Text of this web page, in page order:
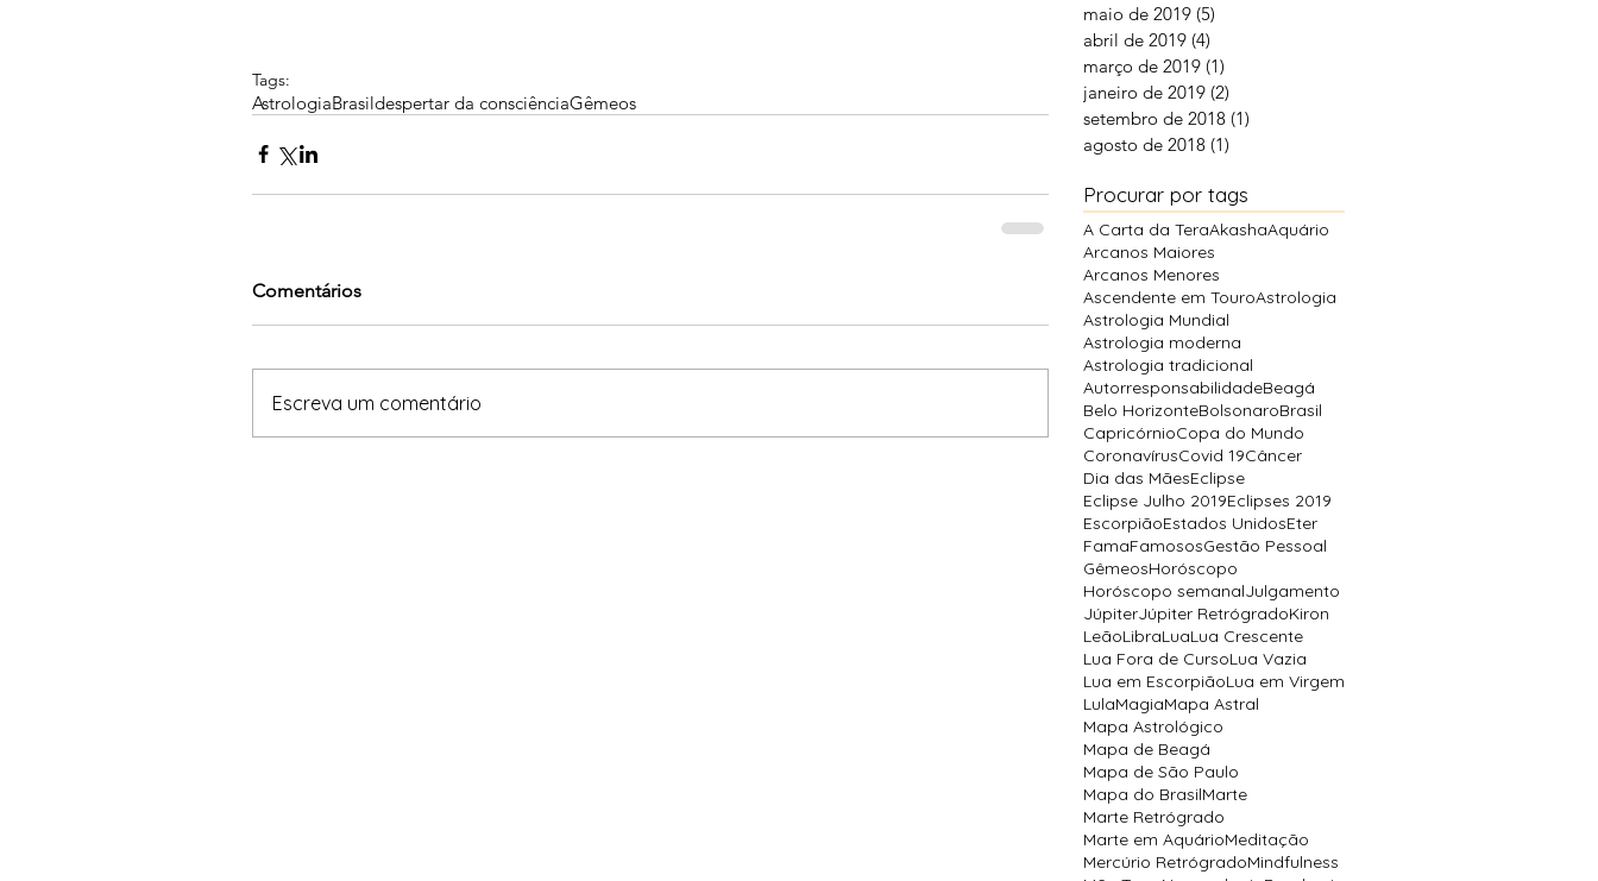
Tags:
AstrologiaBrasildespertar da consciênciaGêmeos
Comentários
Escreva um comentário
maio de 2019 (5)
abril de 2019 (4)
março de 2019 (1)
janeiro de 2019 (2)
setembro de 2018 (1)
agosto de 2018 (1)
Procurar por tags
A Carta da TeraAkashaAquário
Arcanos Maiores
Arcanos Menores
Ascendente em TouroAstrologia
Astrologia Mundial
Astrologia moderna
Astrologia tradicional
AutorresponsabilidadeBeagá
Belo HorizonteBolsonaroBrasil
CapricórnioCopa do Mundo
CoronavírusCovid 19Câncer
Dia das MãesEclipse
Eclipse Julho 2019Eclipses 2019
EscorpiãoEstados UnidosEter
FamaFamososGestão Pessoal
GêmeosHoróscopo
Horóscopo semanalJulgamento
JúpiterJúpiter RetrógradoKiron
LeãoLibraLuaLua Crescente
Lua Fora de CursoLua Vazia
Lua em EscorpiãoLua em Virgem
LulaMagiaMapa Astral
Mapa Astrológico
Mapa de Beagá
Mapa de São Paulo
Mapa do BrasilMarte
Marte Retrógrado
Marte em AquárioMeditação
Mercúrio RetrógradoMindfulness